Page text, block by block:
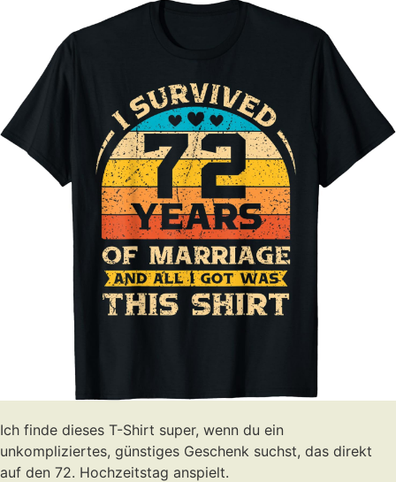
Ich finde dieses T-Shirt super, wenn du ein
unkompliziertes, günstiges Geschenk suchst, das direkt
auf den 72. Hochzeitstag anspielt.